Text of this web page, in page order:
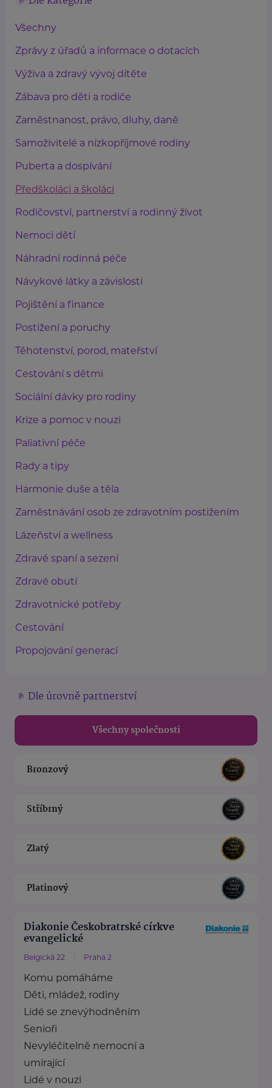
Všechny
Zprávy z úřadů a informace o dotacích
Výživa a zdravý vývoj dítěte
Zábava pro děti a rodiče
Zaměstnanost, právo, dluhy, daně
Samoživitelé a nízkopříjmové rodiny
Puberta a dospívání
Předškoláci a školáci
Rodičovství, partnerství a rodinný život
Nemoci dětí
Náhradní rodinná péče
Návykové látky a závislosti
Pojištění a finance
Postižení a poruchy
Těhotenství, porod, mateřství
Cestování s dětmi
Sociální dávky pro rodiny
Krize a pomoc v nouzi
Paliativní péče
Rady a tipy
Harmonie duše a těla
Zaměstnávání osob ze zdravotním postižením
Lázeňství a wellness
Zdravé spaní a sezení
Zdravé obutí
Zdravotnické potřeby
Cestování
Propojování generací
Dle úrovně partnerství
Všechny společnosti
Bronzový
Stříbrný
Zlatý
Platinový
Diakonie Českobratrské církve
evangelické
Belgická 22 Praha 2
Komu pomáháme
Děti, mládež, rodiny
Lidé se znevýhodněním
Senioři
Nevyléčitelně nemocní a
umírající
Lidé v nouzi